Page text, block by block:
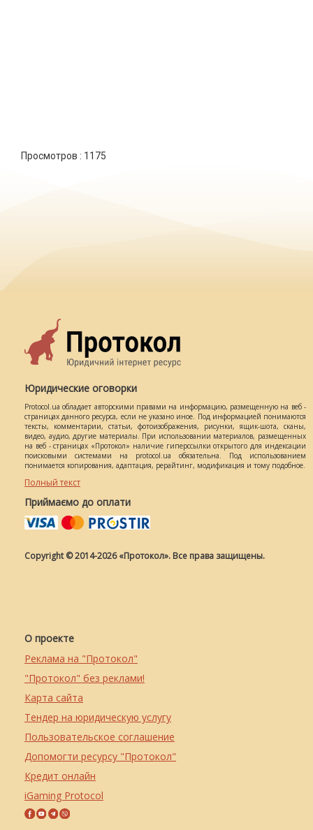
Просмотров : 1175
Юридические оговорки
Protocol.ua обладает авторскими правами на информацию, размещенную на веб -
страницах данного ресурса, если не указано иное. Под информацией понимаются
тексты, комментарии, статьи, фотоизображения, рисунки, ящик-шота, сканы,
видео, аудио, другие материалы. При использовании материалов, размещенных
на веб - страницах «Протокол» наличие гиперссылки открытого для индексации
поисковыми системами на protocol.ua обязательна. Под использованием
понимается копирования, адаптация, рерайтинг, модификация и тому подобное.
Полный текст
Приймаємо до оплати
Copyright © 2014-2026 «Протокол». Все права защищены.
О проекте
Реклама на "Протокол"
"Протокол" без реклами!
Карта сайта
Тендер на юридическую услугу
Пользовательское соглашение
Допомогти ресурсу "Протокол"
Кредит онлайн
iGaming Protocol